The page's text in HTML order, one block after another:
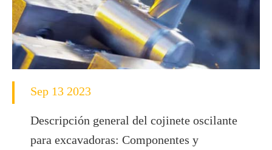
Sep 13 2023
Descripción general del cojinete oscilante
para excavadoras: Componentes y